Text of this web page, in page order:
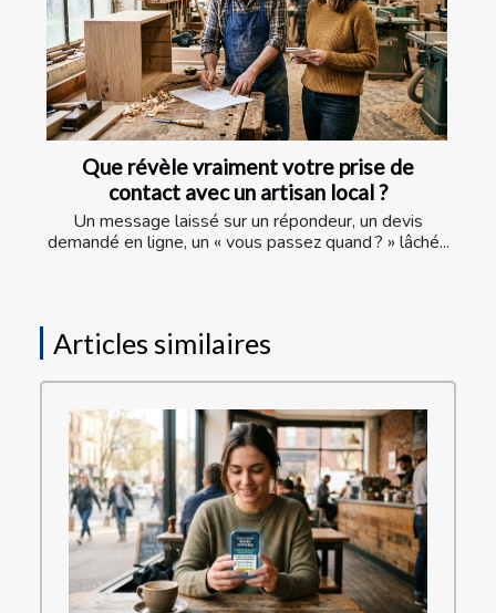
Que révèle vraiment votre prise de
contact avec un artisan local ?
Un message laissé sur un répondeur, un devis
demandé en ligne, un « vous passez quand ? » lâché...
Articles similaires